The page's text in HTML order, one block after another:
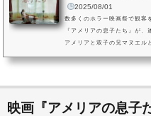
2025/08/01
数多くのホラー映画祭で観客
『アメリアの息子たち』が
アメリアと双子の兄マヌエル
映画『アメリアの息子